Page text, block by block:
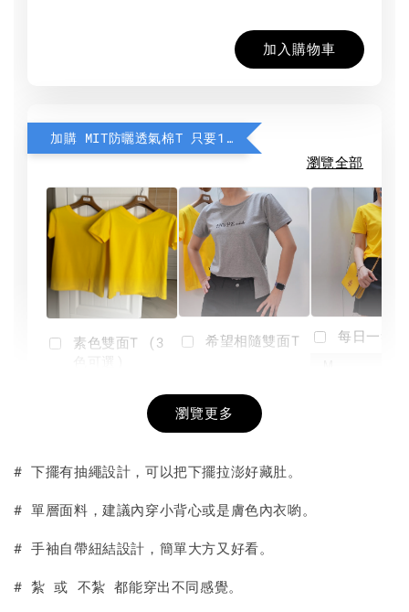
加入購物車
加購 MIT防曬透氣棉T 只要190元
瀏覽全部
素色雙面T (3
+
希望相隨雙面T
NT$ 190
-
每日一笑
瀏覽更多
# 下擺有抽繩設計，可以把下擺拉澎好藏肚。
# 單層面料，建議內穿小背心或是膚色內衣喲。
# 手袖自帶紐結設計，簡單大方又好看。
# 紮 或 不紮 都能穿出不同感覺。